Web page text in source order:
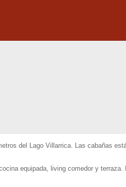
del Lago Villarrica. Las cabañas
equipada, living comedor y